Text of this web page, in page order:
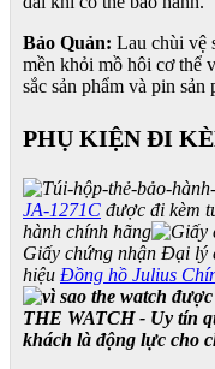
Bảo Quản: Lau chùi vệ
mền khỏi mồ hôi cơ thể
sắc sản phẩm và pin sản
PHỤ KIỆN ĐI
JA-1271C được đi kèm
hành chính hãng
Giấy chứng nhận Đại lý
hiệu Đồng hồ Julius
THE WATCH - Uy tín
khách là động lực cho